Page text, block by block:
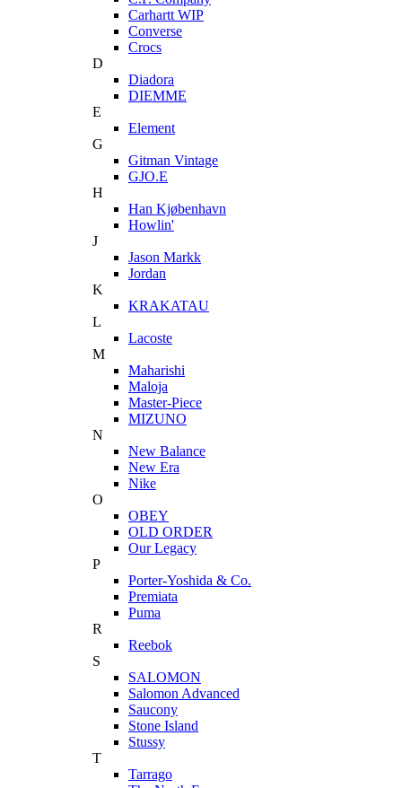
Carhartt WIP
Converse
Crocs
D
Diadora
DIEMME
E
Element
G
Gitman Vintage
GJO.E
H
Han Kjøbenhavn
Howlin'
J
Jason Markk
Jordan
K
KRAKATAU
L
Lacoste
M
Maharishi
Maloja
Master-Piece
MIZUNO
N
New Balance
New Era
Nike
O
OBEY
OLD ORDER
Our Legacy
P
Porter-Yoshida & Co.
Premiata
Puma
R
Reebok
S
SALOMON
Salomon Advanced
Saucony
Stone Island
Stussy
T
Tarrago